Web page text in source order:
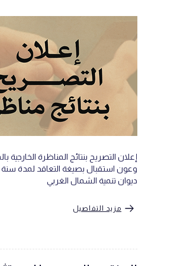
إعلان التصريح بنتائج المناظرة الخارجية
وعون استقبال بصيغة التعاقد لمدة سنة
ديوان تنمية الشمال الغربي
مزيد التفاصيل